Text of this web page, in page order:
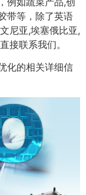
带等，除了英语
尼亚,埃塞俄比亚,
接联系我们。
化的相关详细信